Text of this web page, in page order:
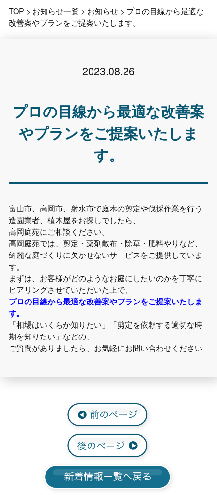
TOP > お知らせ一覧 > お知らせ> プロの目線から最適な
改善案やプランをご提案いたします。
2023.08.26
プロの目線から最適な改善案
やプランをご提案いたしま
す。
富山市、高岡市、射水市で庭木の剪定や伐採作業を行う
造園業者、植木屋をお探しでしたら、
高岡庭苑にご相談ください。
高岡庭苑では、剪定・薬剤散布・除草・肥料やりなど、
綺麗な庭づくりに欠かせないサービスをご提供していま
す。
まずは、お客様がどのようなお庭にしたいのかを丁寧に
ヒアリングさせていただいた上で、
プロの目線から最適な改善案やプランをご提案いたしま
す。
「相場はいくらか知りたい」「剪定を依頼する適切な時
期を知りたい」などの、
ご質問がありましたら、お気軽にお問い合わせください